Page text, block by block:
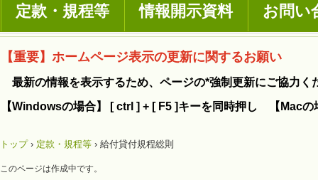
定款・規程等 情報開示資料 お問い
【重要】ホームページ表示の更新に関するお願い
最新の情報を表示するため、ページの*強制更新にご協力く
【Windowsの場合】 [ ctrl ] + [ F5 ]キーを同時押し 【Mac
トップ › 定款・規程等 › 給付貸付規程総則
このページは作成中です。